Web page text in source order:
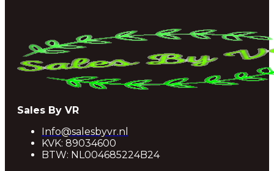
Sales By VR
Info@salesbyvr.nl
KVK: 89034600
BTW: NL004685224B24